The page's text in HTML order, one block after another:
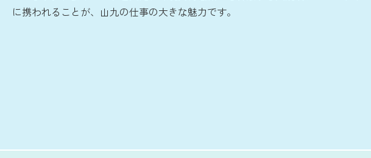
に携われることが、山九の仕事の大きな魅力です。